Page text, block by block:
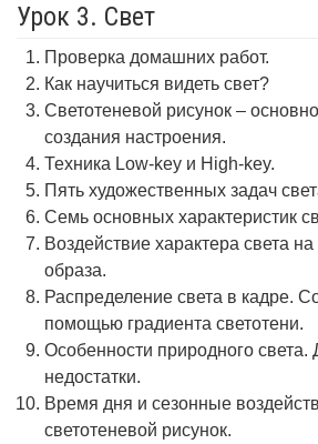
Урок 3. Свет
Проверка домашних работ.
Как научиться видеть свет?
Светотеневой рисунок –
создания настроения.
Техника Low-key и High-key.
Пять художественных задач
Семь основных характеристик
Воздействие характера света
образа.
Распределение света в кадре.
помощью градиента светотени.
Особенности природного света.
недостатки.
Время дня и сезонные
светотеневой рисунок.